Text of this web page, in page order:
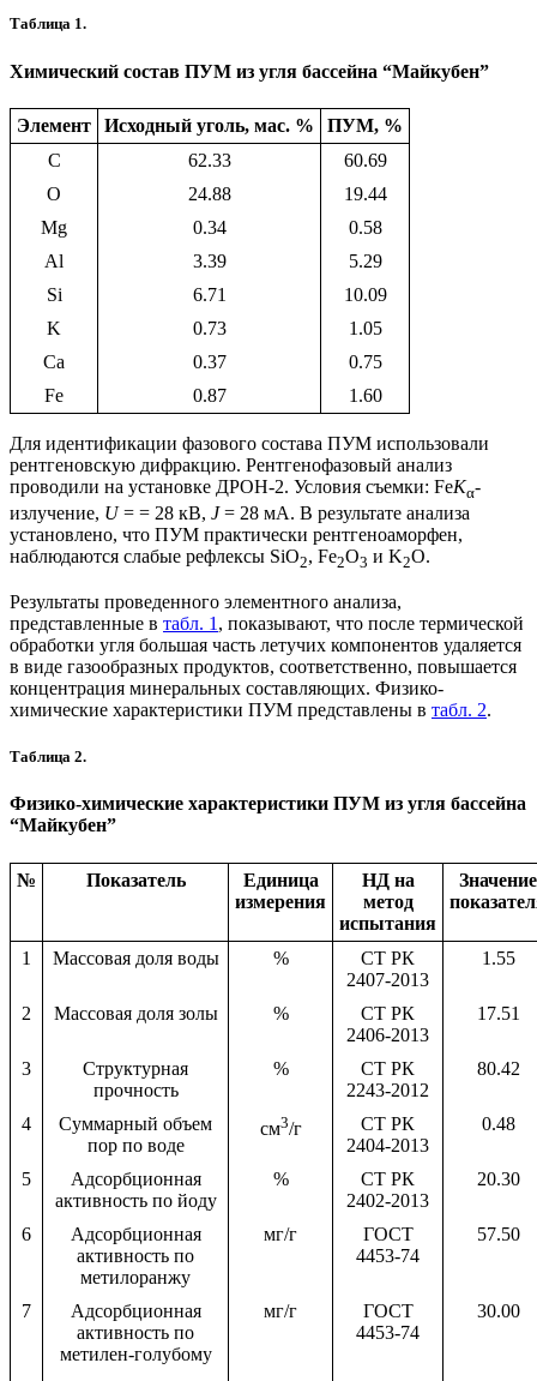
Таблица 1.
Химический состав ПУМ из угля бассейна “Майкубен”
Элемент Исходный уголь, мас. %
ПУМ, %
C
62.33
60.69
O
24.88
19.44
Mg
0.34
0.58
Al
3.39
5.29
Si
6.71
10.09
K
0.73
1.05
Ca
0.37
0.75
Fe
0.87 1.60
Для идентификации фазового состава ПУМ использовали
рентгеновскую дифракцию. Рентгенофазовый анализ
проводили на установке ДРОН-2. Условия съемки: FeKα-
излучение, U= = 28 кВ, J= 28 мA. В результате анализа
установлено, что ПУМ практически рентгеноаморфен,
наблюдаются слабые рефлексы SiO2, Fe2O3 и K2O.
Результаты проведенного элементного анализа,
представленные в табл. 1 , показывают, что после термической
обработки угля большая часть летучих компонентов удаляется
в виде газообразных продуктов, соответственно, повышается
концентрация минеральных составляющих. Физико-
химические характеристики ПУМ представлены в табл. 2.
Таблица 2.
Физико-химические характеристики ПУМ из угля бассейна
“Майкубен”
№ Показатель
Единица
измерения
НД на
метод
испытания
Значение
1 Массовая доля воды %
СТ РК
2407-2013
1.55
2 Массовая доля золы %
СТ РК
2406-2013
17.51
3
Структурная
прочность
%
СТ РК
2243-2012
80.42
4
Суммарный объем
пор по воде
см3/г
СТ РК
2404-2013
0.48
5
Адсорбционная
активность по йоду
%
СТ РК
2402-2013
20.30
6
Адсорбционная
активность по
метилоранжу
мг/г
ГОСТ
4453-74
57.50
7
Адсорбционная
активность по
метилен-голубому
мг/г
ГОСТ
4453-74
30.00